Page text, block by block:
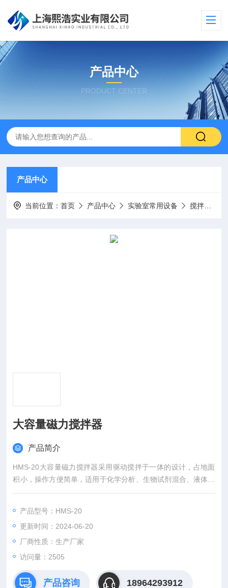
产品中心
PRODUCT CENTER
产品中心
当前位置：首页 产品中心 实验室常用设备 搅拌器
大容量磁力搅拌器
产品简介
HMS-20大容量磁力搅拌器采用驱动搅拌于一体的设计，占地面
积小，操作方便简单，适用于化学分析、生物试剂混合、液体处
理等领域。
产品型号：HMS-20
更新时间：2024-06-20
厂商性质：生产厂家
访问量：2505
产品咨询 18964293912